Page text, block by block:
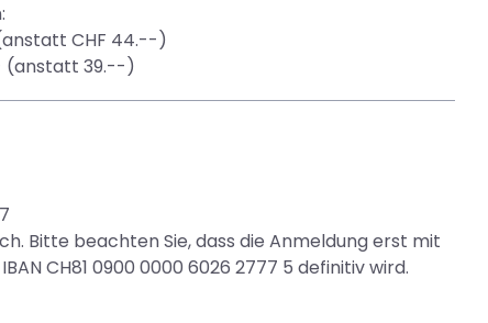
CHF 44.--)
(anstatt 39.--)
Bitte beachten Sie, dass die Anmeldung erst mit
CH81 0900 0000 6026 2777 5 definitiv wird.